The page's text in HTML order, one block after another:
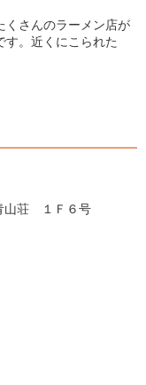
くさんのラーメン店が
す。近くにこられた
山荘 １Ｆ６号